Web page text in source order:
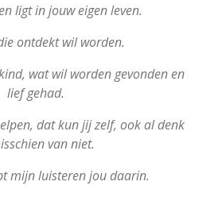
ligt in jouw eigen leven.
ontdekt wil worden.
wat wil worden gevonden en
lief gehad.
dat kun jij zelf, ook al denk
van niet.
mijn luisteren jou daarin.